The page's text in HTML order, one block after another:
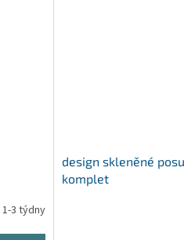
1-3 týdny
design skleněné
komplet